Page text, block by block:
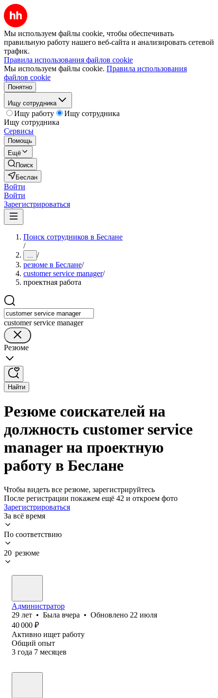
Мы используем файлы cookie, чтобы обеспечивать
правильную работу нашего веб-сайта и анализировать сетевой
трафик.
Правила использования файлов cookie
Мы используем файлы cookie. Правила использования
файлов cookie
Понятно
Ищу сотрудника
Ищу работу
Ищу сотрудника
Ищу сотрудника
Сервисы
Помощь
Ещё
Поиск
Беслан
Войти
Войти
Зарегистрироваться
Поиск сотрудников в Беслане
/
... /
резюме в Беслане/
customer service manager/
проектная работа
customer service manager
Резюме
Найти
Резюме соискателей на
должность customer service
manager на проектную
работу в Беслане
Чтобы видеть все резюме, зарегистрируйтесь
После регистрации покажем ещё 42 и откроем фото
Зарегистрироваться
За всё время
По соответствию
20 резюме
Администратор
29 лет • Была вчера • Обновлено 22 июля
40 000 ₽
Активно ищет работу
Общий опыт
3 года 7 месяцев